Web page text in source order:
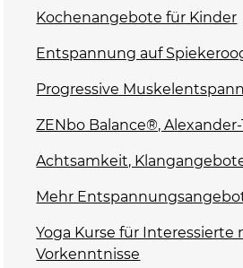
Kochenangebote für Kinder
Entspannung auf
Progressive
ZENbo Balance®,
Achtsamkeit,
Mehr
Yoga Kurse für
Vorkenntnisse